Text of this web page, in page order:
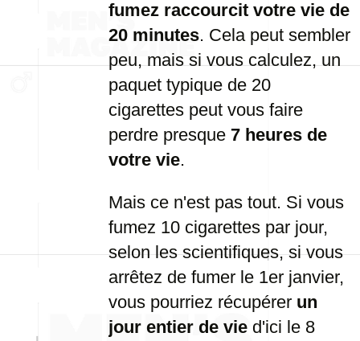
fumez raccourcit votre vie de
20 minutes. Cela peut sembler
peu, mais si vous calculez, un
paquet typique de 20
cigarettes peut vous faire
perdre presque 7 heures de
votre vie.
Mais ce n'est pas tout. Si vous
fumez 10 cigarettes par jour,
selon les scientifiques, si vous
arrêtez de fumer le 1er janvier,
vous pourriez récupérer un
jour entier de vie d'ici le 8